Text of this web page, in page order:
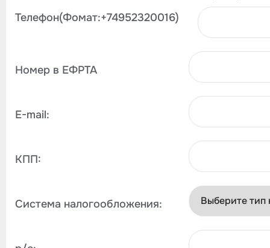
Телефон(Фомат:+74952320016)
Номер в ЕФРТА
E-mail:
КПП:
Система налогообложения: